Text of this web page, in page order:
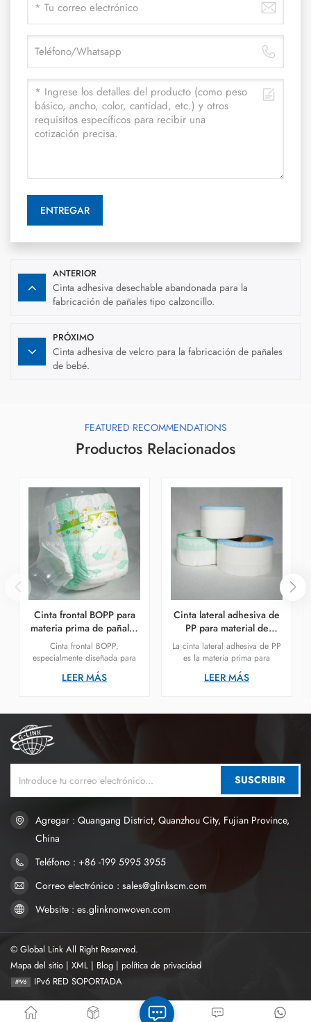
ENTREGAR
ANTERIOR
Cinta adhesiva desechable abandonada para la
fabricación de pañales tipo calzoncillo.
PRÓXIMO
Cinta adhesiva de velcro para la fabricación de pañales
de bebé.
FEATURED RECOMMENDATIONS
Productos Relacionados
Cinta frontal BOPP para
materia prima de pañales
desechables para bebés
Cinta frontal BOPP,
especialmente diseñada para
pañales de bebé, cinta de
fijación frontal fácil de colocar,
LEER MÁS
Cinta lateral adhesiva de
PP para material de
pañales.
La cinta lateral adhesiva de PP
es la materia prima para
pañales para bebés y pañales
para adultos. Se utiliza en el
PP.
LEER MÁS
SUSCRIBIR
Agregar : Quangang District, Quanzhou City, Fujian Province,
China
Teléfono : +86 -199 5995 3955
Correo electrónico : sales@glinkscm.com
Website : es.glinknonwoven.com
© Global Link All Right Reserved.
Mapa del sitio | XML | Blog | política de privacidad
IPv6 RED SOPORTADA